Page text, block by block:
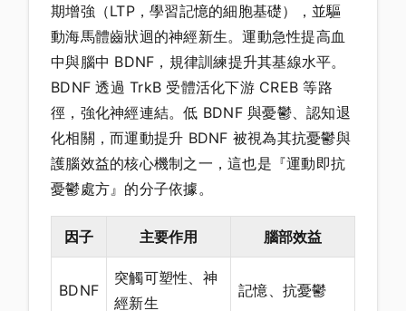
期增強（LTP，學習記憶的細胞基礎），並驅
動海馬體齒狀迴的神經新生。運動急性提高血
中與腦中 BDNF，規律訓練提升其基線水平。
BDNF 透過 TrkB 受體活化下游 CREB 等路
徑，強化神經連結。低 BDNF 與憂鬱、認知退
化相關，而運動提升 BDNF 被視為其抗憂鬱與
護腦效益的核心機制之一，這也是『運動即抗
憂鬱處方』的分子依據。
因子 主要作用 腦部效益
BDNF
突觸可塑性、神
經新生
記憶、抗憂鬱